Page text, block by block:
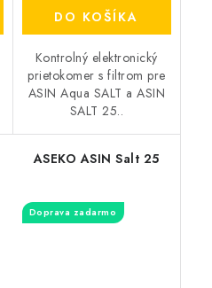
DO KOŠÍKA
Kontrolný elektronický
prietokomer s filtrom pre
ASIN Aqua SALT a ASIN
SALT 25..
ASEKO ASIN Salt 25
Doprava zadarmo